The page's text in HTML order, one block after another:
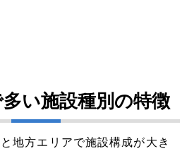
い施設種別の特徴
地方エリアで施設構成が大き